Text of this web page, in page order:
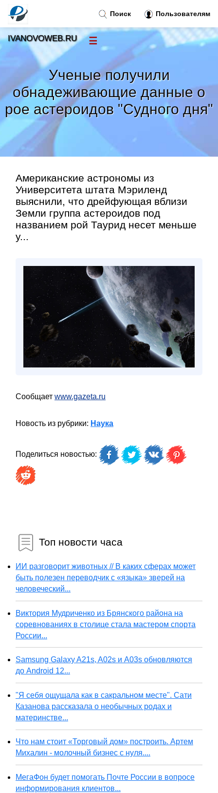
Ученые получили
обнадеживающие данные о
рое астероидов "Судного дня"
Американские астрономы из
Университета штата Мэриленд
выяснили, что дрейфующая вблизи
Земли группа астероидов под
названием рой Таурид несет меньше
у...
Сообщает www.gazeta.ru
Новость из рубрики: Наука
Поделиться новостью:
Топ новости часа
ИИ разговорит животных // В каких сферах может
быть полезен переводчик с «языка» зверей на
человеческий...
Виктория Мудриченко из Брянского района на
соревнованиях в столице стала мастером спорта
России...
Samsung Galaxy A21s, A02s и A03s обновляются
до Android 12...
"Я себя ощущала как в сакральном месте". Сати
Казанова рассказала о необычных родах и
материнстве...
Что нам стоит «Торговый дом» построить. Артем
Михалин - молочный бизнес с нуля....
МегаФон будет помогать Почте России в вопросе
информирования клиентов...
Поиск Пользователям
IVANOVOWEB.RU ☰
Новости
Тренды новостей »
Рубрики»
Правила »